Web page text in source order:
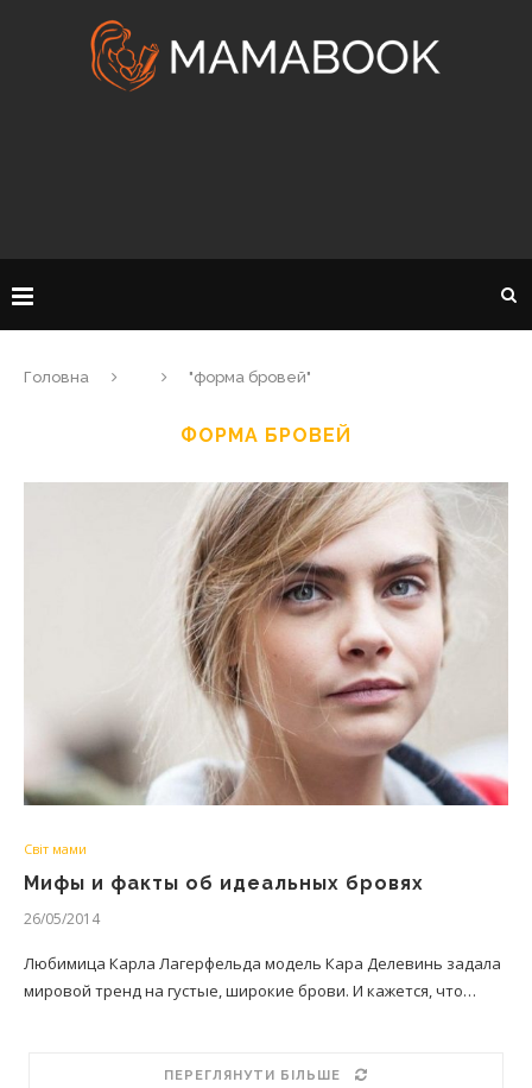
Головна "форма бровей"
ФОРМА БРОВЕЙ
Світ мами
Мифы и факты об идеальных бровях
26/05/2014
Любимица Карла Лагерфельда модель Кара Делевинь задала
мировой тренд на густые, широкие брови. И кажется, что…
ПЕРЕГЛЯНУТИ БІЛЬШЕ